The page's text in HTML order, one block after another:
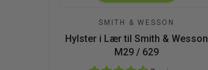
SMITH & WESSON
Hylster i Lær til Smith & Wesson
M29 / 629